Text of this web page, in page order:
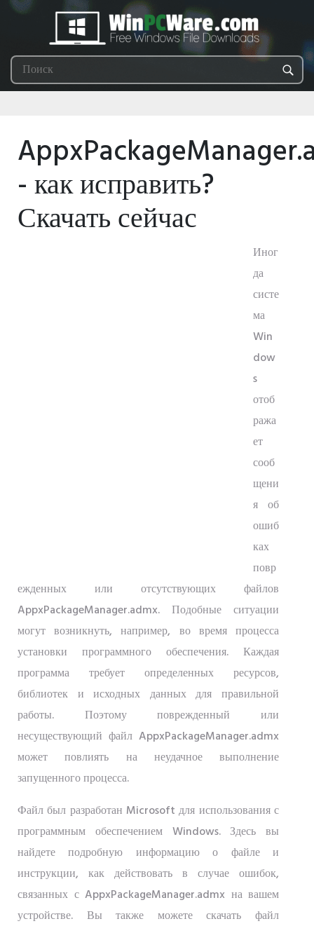
- как исправить?
Скачать сейчас
Иног
да
систе
ма
Win
dow
s
отоб
ража
ет
сооб
щени
я об
ошиб
ках
повр
ежденных или отсутствующих файлов
AppxPackageManager.admx. Подобные ситуации
могут возникнуть, например, во время процесса
установки программного обеспечения. Каждая
программа требует определенных ресурсов,
библиотек и исходных данных для правильной
работы. Поэтому поврежденный или
несуществующий файл AppxPackageManager.admx
может повлиять на неудачное выполнение
запущенного процесса.
Файл был разработан Microsoft для использования с
программным обеспечением Windows. Здесь вы
найдете подробную информацию о файле и
инструкции, как действовать в случае ошибок,
связанных с AppxPackageManager.admx на вашем
устройстве. Вы также можете скачать файл